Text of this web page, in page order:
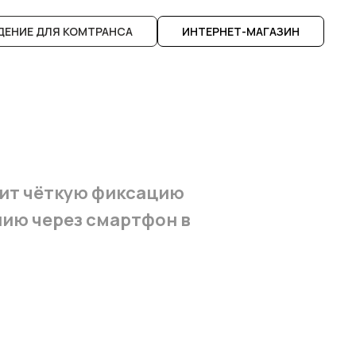
ДЛЯ КОМТРАНСА ИНТЕРНЕТ-МАГАЗИН
чёткую фиксацию
через смартфон в